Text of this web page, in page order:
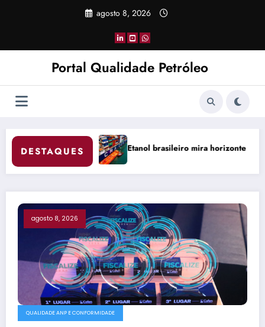
agosto 8, 2026
Portal Qualidade Petróleo
DESTAQUES
mira horizonte bilionário no transporte marítimo Produção de
agosto 8, 2026
QUALIDADE ANP E CONFORMIDADE